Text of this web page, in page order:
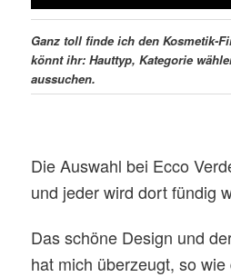
Ganz toll finde ich den Kosmetik-
könnt ihr: Hauttyp, Kategorie
aussuchen.
Die Auswahl bei Ecco
und jeder wird dort fündig
Das schöne Design und
hat mich überzeugt, so